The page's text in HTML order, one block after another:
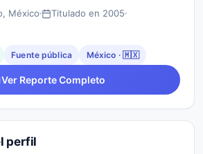
México
Titulado en 2005
Fuente pública México · 🇲🇽
Ver Reporte Completo
perfil